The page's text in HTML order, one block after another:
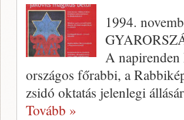
1994.
A napirenden
országos főrabbi, a
zsidó oktatás jelenlegi
Tovább »